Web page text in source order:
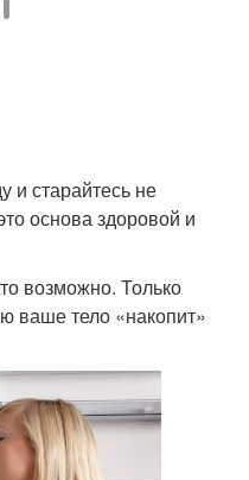
и старайтесь не
основа здоровой и
возможно. Только
ваше тело «накопит»